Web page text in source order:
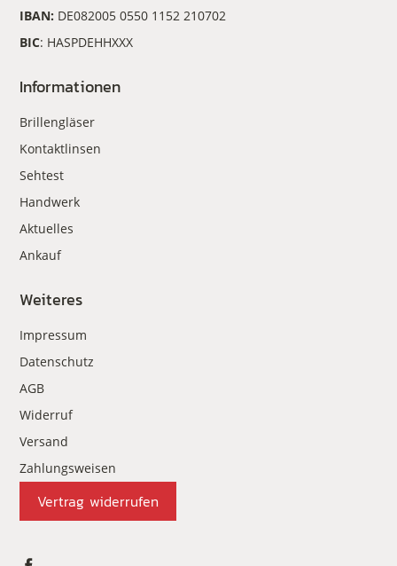
IBAN: DE082005 0550 1152 210702
BIC: HASPDEHHXXX
Informationen
Brillengläser
Kontaktlinsen
Sehtest
Handwerk
Aktuelles
Ankauf
Weiteres
Impressum
Datenschutz
AGB
Widerruf
Versand
Zahlungsweisen
Vertrag widerrufen